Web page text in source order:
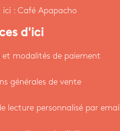
ici : Café Apapacho
d'ici
et modalités de paiement
générales de vente
lecture personnalisé par email